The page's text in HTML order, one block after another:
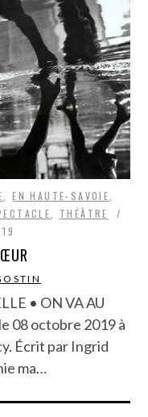
,EN HAUTE-SAVOIE
THÉÂTRE
• ON VA AU
08 octobre 2019 à
Écrit par Ingrid
ma…